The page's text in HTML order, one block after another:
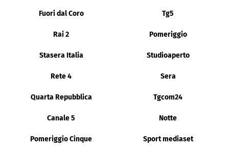
Fuori dal Coro Tg5
Rai 2 Pomeriggio
Stasera Italia Studioaperto
Rete 4 Sera
Quarta Repubblica Tgcom24
Canale 5 Notte
Pomeriggio Cinque Sport mediaset